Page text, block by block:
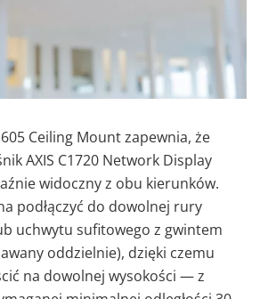
Ceiling Mount zapewnia, że
AXIS C1720 Network Display
widoczny z obu kierunków.
podłączyć do dowolnej rury
uchwytu sufitowego z gwintem
oddzielnie), dzięki czemu
na dowolnej wysokości — z